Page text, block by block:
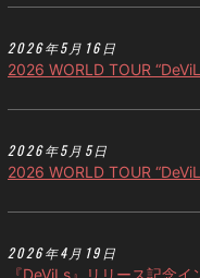
2026年5月16日
2026 WORLD TOUR
2026年5月5日
2026 WORLD TOUR
2026年4月19日
『DeViLs』リリース記念イ